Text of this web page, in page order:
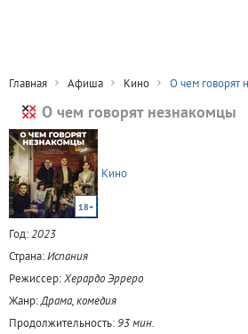
Главная Афиша Кино О чем говорят
О чем говорят незнакомцы
18+
Кино
Год:2023
Страна:Испания
Режиссер:Херардо Эрреро
Жанр:Драма, комедия
Продолжительность: 93 мин.